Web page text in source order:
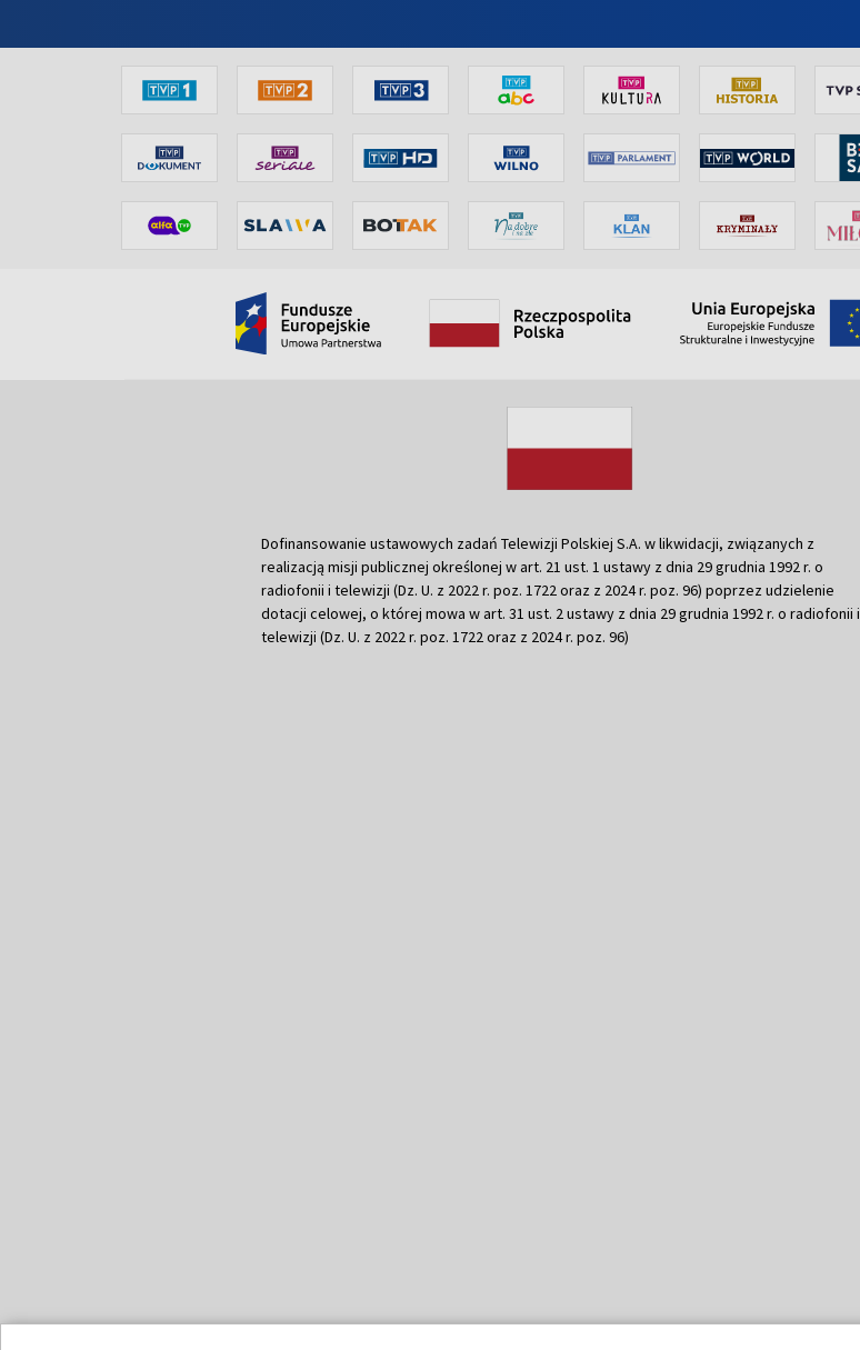
Dofinansowanie ustawowych zadań Telewizji Polskiej S.A. w likwidacji, związanych z
realizacją misji publicznej określonej w art. 21 ust. 1 ustawy z dnia 29 grudnia 1992 r. o
radiofonii i telewizji (Dz. U. z 2022 r. poz. 1722 oraz z 2024 r. poz. 96) poprzez udzielenie
dotacji celowej, o której mowa w art. 31 ust. 2 ustawy z dnia 29 grudnia 1992 r. o radiofonii i
telewizji (Dz. U. z 2022 r. poz. 1722 oraz z 2024 r. poz. 96)